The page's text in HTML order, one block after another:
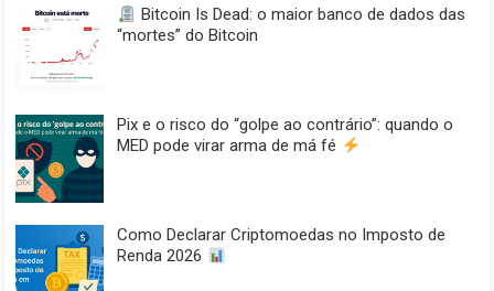
Bitcoin Is Dead: o maior banco de dados das
“mortes” do Bitcoin
Pix e o risco do “golpe ao contrário”: quando o
MED pode virar arma de má fé
Como Declarar Criptomoedas no Imposto de
Renda 2026